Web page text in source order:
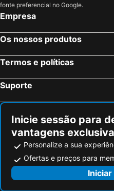
fonte preferencial no Google.
Empresa
Os nossos produtos
Termos e políticas
Suporte
Inicie sessão para
vantagens
Personalize a sua
Ofertas e preços para